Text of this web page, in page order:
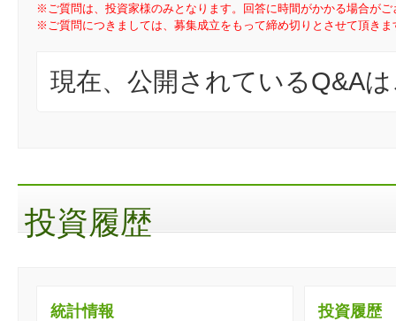
※ご質問は、投資家様のみとなります。回答に時間がかかる場合が
※ご質問につきましては、募集成立をもって締め切りとさせて頂きま
現在、公開されているQ&A
投資履歴
投資履歴
統計情報